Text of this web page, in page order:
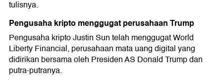
tulisnya.
Pengusaha kripto menggugat perusahaan Trump
Pengusaha kripto Justin Sun telah menggugat World
Liberty Financial, perusahaan mata uang digital yang
didirikan bersama oleh Presiden AS Donald Trump dan
putra-putranya.